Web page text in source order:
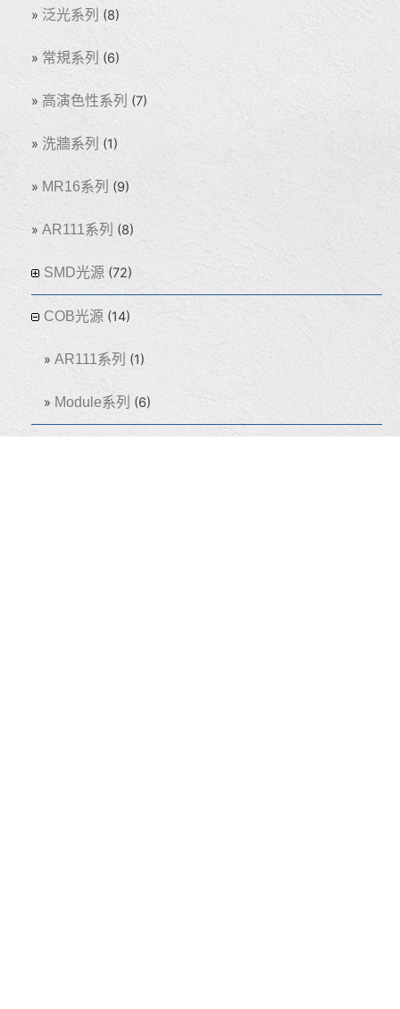
泛光系列 (8)
常規系列 (6)
高演色性系列 (7)
洗牆系列 (1)
MR16系列 (9)
AR111系列 (8)
SMD光源 (72)
COB光源 (14)
AR111系列 (1)
Module系列 (6)